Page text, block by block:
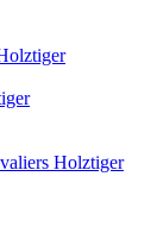
Holztiger